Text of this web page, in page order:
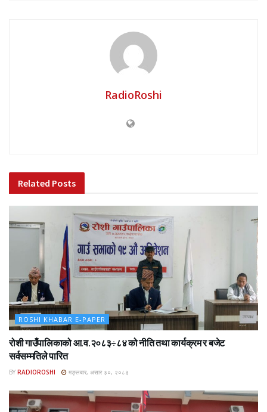
RadioRoshi
Related Posts
ROSHI KHABAR E-PAPER
रोशी गाउँपालिकाको आ.व.२०८३÷८४ को नीति तथा कार्यक्रम र बजेट
सर्वसम्मतिले पारित
BY RADIOROSHI मङ्लबार, असार ३०, २०८३